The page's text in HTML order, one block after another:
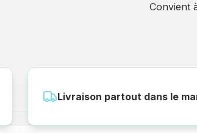
Convient
Livraison partout dans le